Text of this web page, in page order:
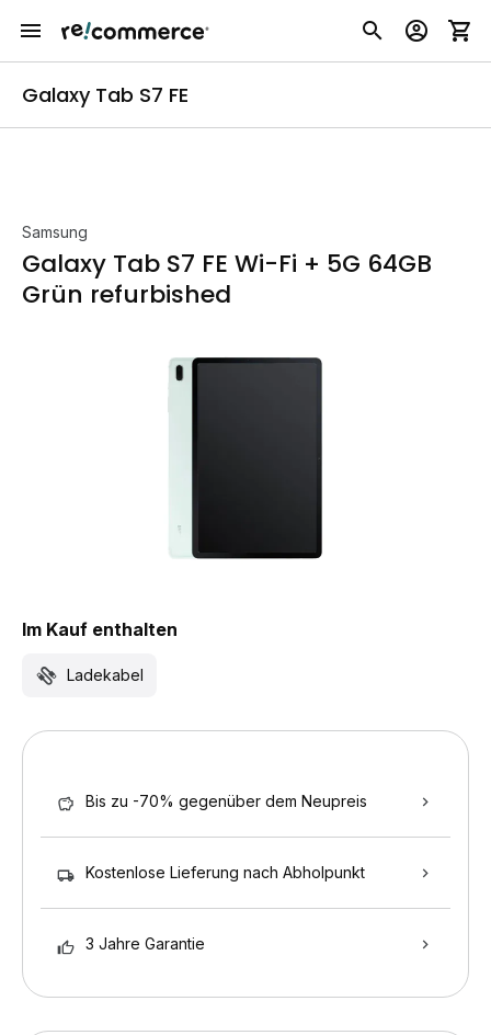
Galaxy Tab S7 FE
Samsung
Galaxy Tab S7 FE Wi-Fi + 5G 64GB
Grün refurbished
Im Kauf enthalten
Ladekabel
Bis zu -70% gegenüber dem Neupreis
Kostenlose Lieferung nach Abholpunkt
3 Jahre Garantie